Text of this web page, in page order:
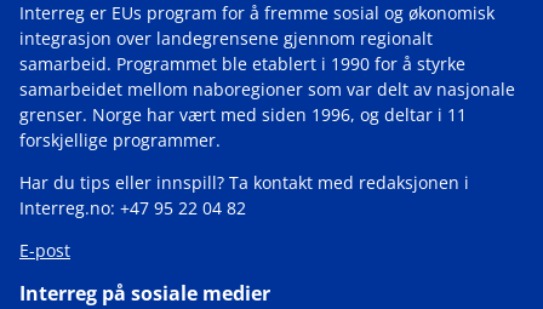
Interreg er EUs program for å fremme sosial og økonomisk
integrasjon over landegrensene gjennom regionalt
samarbeid. Programmet ble etablert i 1990 for å styrke
samarbeidet mellom naboregioner som var delt av nasjonale
grenser. Norge har vært med siden 1996, og deltar i 11
forskjellige programmer.
Har du tips eller innspill? Ta kontakt med redaksjonen i
Interreg.no: +47 95 22 04 82
E-post
Interreg på sosiale medier